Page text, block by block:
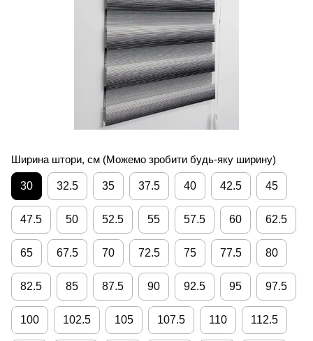
Ширина штори, см (Можемо зробити будь-яку ширину)
30 32.5 35 37.5 40 42.5 45
47.5 50 52.5 55 57.5 60 62.5
65 67.5 70 72.5 75 77.5 80
82.5 85 87.5 90 92.5 95 97.5
100 102.5 105 107.5 110 112.5